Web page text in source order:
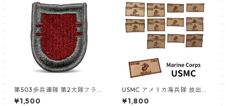
第503歩兵連隊 第2大隊フラッ
シュパッチ 第173空挺旅団
¥1,500
USMC アメリカ海兵隊 放出品
新品未使用品
¥1,800